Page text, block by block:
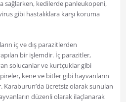
sağlarken, kedilerde panleukopeni,
gibi hastalıklara karşı koruma
iç ve dış parazitlerden
bir işlemdir. İç parazitler,
solucanlar ve kurtçuklar gibi
pireler, kene ve bitler gibi hayvanların
Karaburun’da ücretsiz olarak sunulan
düzenli olarak ilaçlanarak